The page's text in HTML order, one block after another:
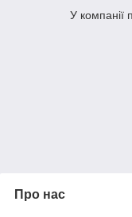
У компанії
Про нас